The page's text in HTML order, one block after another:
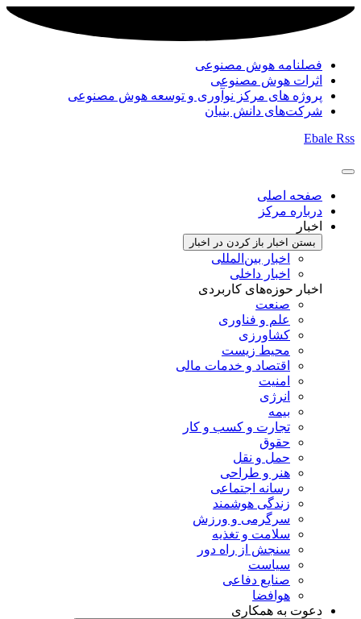
فصلنامه هوش مصنوعی
اثرات هوش مصنوعی
پروژه های مرکز نوآوری و توسعه هوش مصنوعی
شرکت‌های دانش بنیان
Ebale Rss
صفحه اصلی
درباره مرکز
اخبار
بستن اخبار باز کردن در اخبار
اخبار بین‌المللی
اخبار داخلی
اخبار حوزه‌های کاربردی
صنعت
علم و فناوری
کشاورزی
محیط زیست
اقتصاد و خدمات مالی
امنیت
انرژی
بیمه
تجارت و کسب و کار
حقوق
حمل و نقل
هنر و طراحی
رسانه اجتماعی
زندگی هوشمند
سرگرمی و ورزش
سلامت و تغذیه
سنجش از راه دور
سیاست
صنایع دفاعی
هوافضا
دعوت به همکاری